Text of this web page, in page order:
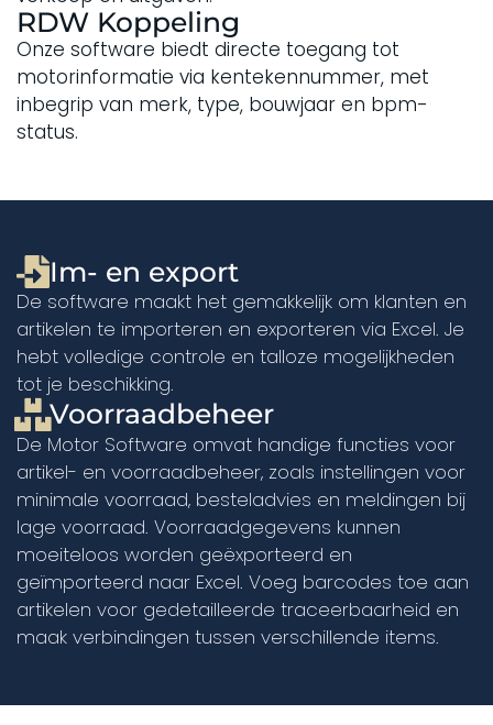
RDW Koppeling
Onze software biedt directe toegang tot
motorinformatie via kentekennummer, met
inbegrip van merk, type, bouwjaar en bpm-
status.
Im- en export
De software maakt het gemakkelijk om klanten en
artikelen te importeren en exporteren via Excel. Je
hebt volledige controle en talloze mogelijkheden
tot je beschikking.
Voorraadbeheer
De Motor Software omvat handige functies voor
artikel- en voorraadbeheer, zoals instellingen voor
minimale voorraad, besteladvies en meldingen bij
lage voorraad. Voorraadgegevens kunnen
moeiteloos worden geëxporteerd en
geïmporteerd naar Excel. Voeg barcodes toe aan
artikelen voor gedetailleerde traceerbaarheid en
maak verbindingen tussen verschillende items.